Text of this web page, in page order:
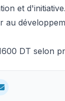
et d'initiative.
DT selon